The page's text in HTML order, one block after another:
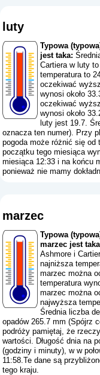
luty
Typowa
jest taka:
Cartiera w luty
temperatura to
oczekiwać
wynosi około
oczekiwać
wynosi około
luty jest 19.7.
oznacza ten numer). Przy
pogoda może różnić się od
początku tego miesiąca
miesiąca 12:33 i na końcu
ponieważ nie mamy
marzec
Typowa
marzec jest
Ashmore i
najniższa
marzec można
temperatura
marzec można
najwyższa
Średnia liczba
opadów 265.7 mm (Spójrz
podróży pamiętaj, że
wartości. Długość dnia na
(godziny i minuty), w w
11:58.Te dane są
tego kraju.